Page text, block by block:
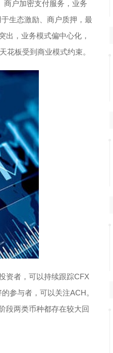
商户加密支付服务，业务
生态激励、商户质押，最
出，业务模式偏中心化，
花板受到商业模式约束。
资者，可以持续跟踪CFX
参与者，可以关注ACH。
段两类币种都存在较大回